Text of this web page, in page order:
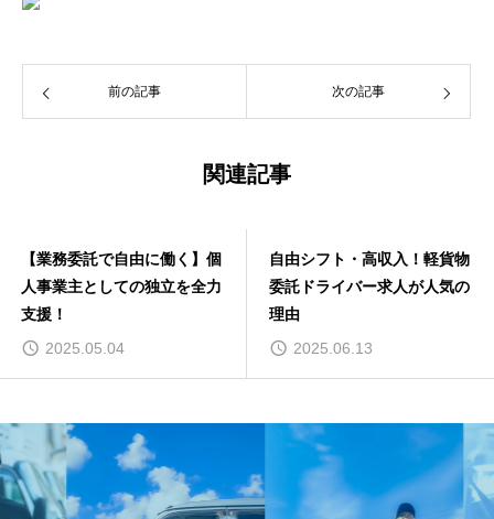
前の記事 次の記事
関連記事
【業務委託で自由に働く】個
人事業主としての独立を全力
支援！
2025.05.04
自由シフト・高収入！軽貨物
委託ドライバー求人が人気の
理由
2025.06.13